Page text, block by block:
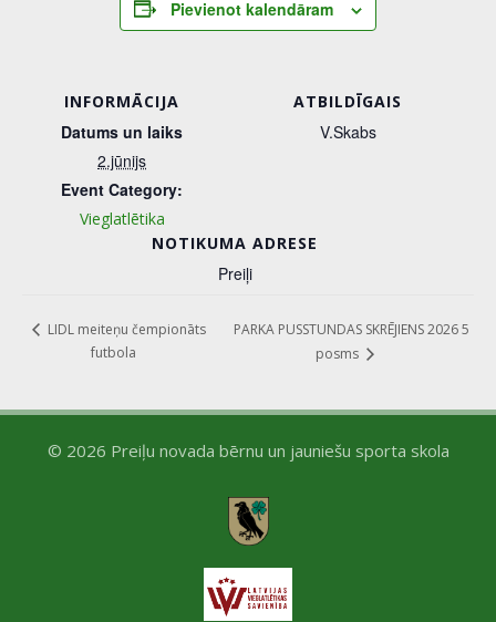
Pievienot kalendāram
INFORMĀCIJA
Datums un laiks
2.jūnijs
Event Category:
Vieglatlētika
NOTIKUMA ADRESE
Preiļi
ATBILDĪGAIS
V.Skabs
LIDL meiteņu čempionāts
futbola
PARKA PUSSTUNDAS SKRĒJIENS 2026 5
posms
© 2026 Preiļu novada bērnu un jauniešu sporta skola